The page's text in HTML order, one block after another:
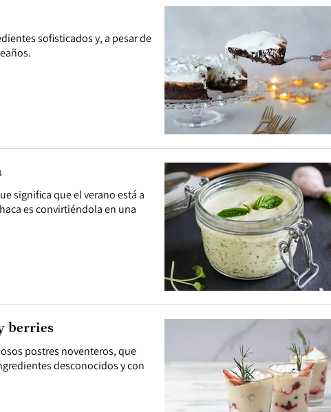
sofisticados y, a pesar de
significa que el verano está a
es convirtiéndola en una
postres noventeros, que
desconocidos y con
berries